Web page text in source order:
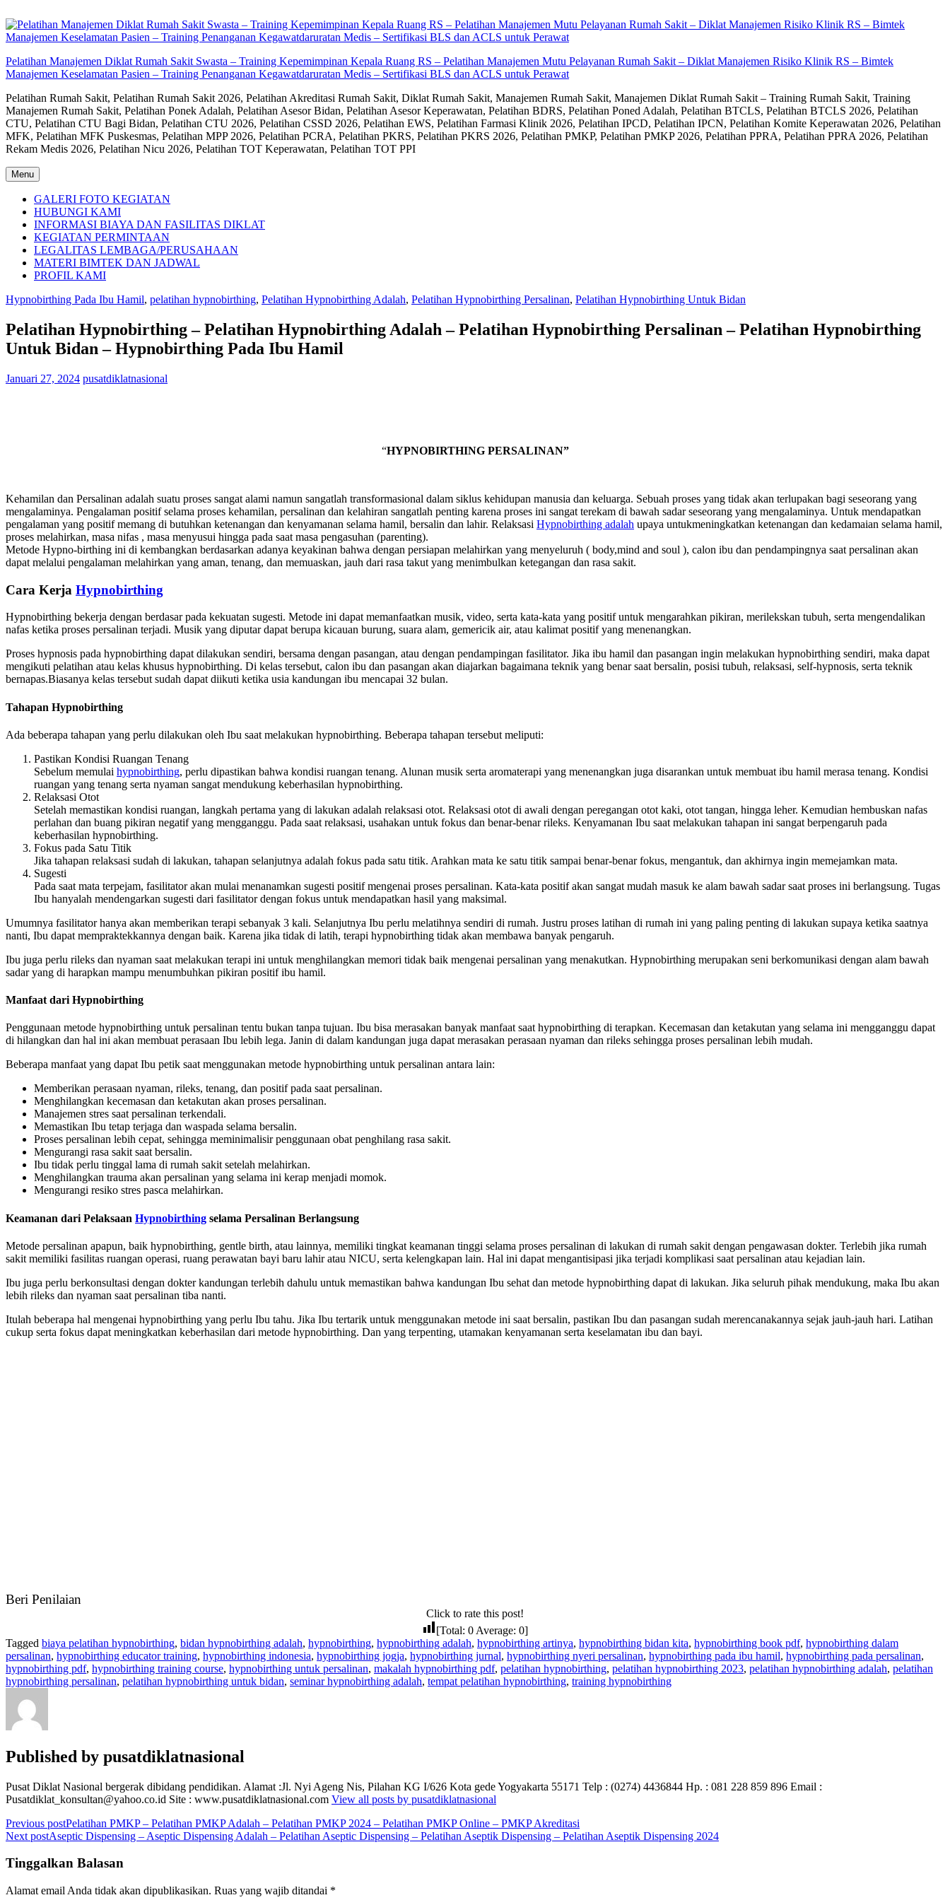
to
content
Pelatihan Manajemen Diklat Rumah Sakit Swasta – Training Kepemimpinan Kepala Ruang RS – Pelatihan Manajemen Mutu Pelayanan Rumah Sakit – Diklat Manajemen Risiko Klinik RS – Bimtek
Manajemen Keselamatan Pasien – Training Penanganan Kegawatdaruratan Medis – Sertifikasi BLS dan ACLS untuk Perawat
Pelatihan Rumah Sakit, Pelatihan Rumah Sakit 2026, Pelatihan Akreditasi Rumah Sakit, Diklat Rumah Sakit, Manajemen Rumah Sakit, Manajemen Diklat Rumah Sakit – Training Rumah Sakit, Training
Manajemen Rumah Sakit, Pelatihan Ponek Adalah, Pelatihan Asesor Bidan, Pelatihan Asesor Keperawatan, Pelatihan BDRS, Pelatihan Poned Adalah, Pelatihan BTCLS, Pelatihan BTCLS 2026, Pelatihan
CTU, Pelatihan CTU Bagi Bidan, Pelatihan CTU 2026, Pelatihan CSSD 2026, Pelatihan EWS, Pelatihan Farmasi Klinik 2026, Pelatihan IPCD, Pelatihan IPCN, Pelatihan Komite Keperawatan 2026, Pelatihan
MFK, Pelatihan MFK Puskesmas, Pelatihan MPP 2026, Pelatihan PCRA, Pelatihan PKRS, Pelatihan PKRS 2026, Pelatihan PMKP, Pelatihan PMKP 2026, Pelatihan PPRA, Pelatihan PPRA 2026, Pelatihan
Rekam Medis 2026, Pelatihan Nicu 2026, Pelatihan TOT Keperawatan, Pelatihan TOT PPI
Menu
GALERI FOTO KEGIATAN
HUBUNGI KAMI
INFORMASI BIAYA DAN FASILITAS DIKLAT
KEGIATAN PERMINTAAN
LEGALITAS LEMBAGA/PERUSAHAAN
MATERI BIMTEK DAN JADWAL
PROFIL KAMI
Hypnobirthing Pada Ibu Hamil, pelatihan hypnobirthing, Pelatihan Hypnobirthing Adalah, Pelatihan Hypnobirthing Persalinan, Pelatihan Hypnobirthing Untuk Bidan
Pelatihan Hypnobirthing – Pelatihan Hypnobirthing Adalah – Pelatihan Hypnobirthing Persalinan – Pelatihan Hypnobirthing
Untuk Bidan – Hypnobirthing Pada Ibu Hamil
Januari 27, 2024 pusatdiklatnasional
“HYPNOBIRTHING PERSALINAN”
Kehamilan dan Persalinan adalah suatu proses sangat alami namun sangatlah transformasional dalam siklus kehidupan manusia dan keluarga. Sebuah proses yang tidak akan terlupakan bagi seseorang yang
mengalaminya. Pengalaman positif selama proses kehamilan, persalinan dan kelahiran sangatlah penting karena proses ini sangat terekam di bawah sadar seseorang yang mengalaminya. Untuk mendapatkan
pengalaman yang positif memang di butuhkan ketenangan dan kenyamanan selama hamil, bersalin dan lahir. Relaksasi Hypnobirthing adalah upaya untukmeningkatkan ketenangan dan kedamaian selama hamil,
proses melahirkan, masa nifas , masa menyusui hingga pada saat masa pengasuhan (parenting).
Metode Hypno-birthing ini di kembangkan berdasarkan adanya keyakinan bahwa dengan persiapan melahirkan yang menyeluruh ( body,mind and soul ), calon ibu dan pendampingnya saat persalinan akan
dapat melalui pengalaman melahirkan yang aman, tenang, dan memuaskan, jauh dari rasa takut yang menimbulkan ketegangan dan rasa sakit.
Cara Kerja Hypnobirthing
Hypnobirthing bekerja dengan berdasar pada kekuatan sugesti. Metode ini dapat memanfaatkan musik, video, serta kata-kata yang positif untuk mengarahkan pikiran, merilekskan tubuh, serta mengendalikan
nafas ketika proses persalinan terjadi. Musik yang diputar dapat berupa kicauan burung, suara alam, gemericik air, atau kalimat positif yang menenangkan.
Proses hypnosis pada hypnobirthing dapat dilakukan sendiri, bersama dengan pasangan, atau dengan pendampingan fasilitator. Jika ibu hamil dan pasangan ingin melakukan hypnobirthing sendiri, maka dapat
mengikuti pelatihan atau kelas khusus hypnobirthing. Di kelas tersebut, calon ibu dan pasangan akan diajarkan bagaimana teknik yang benar saat bersalin, posisi tubuh, relaksasi, self-hypnosis, serta teknik
bernapas.Biasanya kelas tersebut sudah dapat diikuti ketika usia kandungan ibu mencapai 32 bulan.
Tahapan Hypnobirthing
Ada beberapa tahapan yang perlu dilakukan oleh Ibu saat melakukan hypnobirthing. Beberapa tahapan tersebut meliputi:
Pastikan Kondisi Ruangan Tenang
Sebelum memulai hypnobirthing, perlu dipastikan bahwa kondisi ruangan tenang. Alunan musik serta aromaterapi yang menenangkan juga disarankan untuk membuat ibu hamil merasa tenang. Kondisi
ruangan yang tenang serta nyaman sangat mendukung keberhasilan hypnobirthing.
Relaksasi Otot
Setelah memastikan kondisi ruangan, langkah pertama yang di lakukan adalah relaksasi otot. Relaksasi otot di awali dengan peregangan otot kaki, otot tangan, hingga leher. Kemudian hembuskan nafas
perlahan dan buang pikiran negatif yang mengganggu. Pada saat relaksasi, usahakan untuk fokus dan benar-benar rileks. Kenyamanan Ibu saat melakukan tahapan ini sangat berpengaruh pada
keberhasilan hypnobirthing.
Fokus pada Satu Titik
Jika tahapan relaksasi sudah di lakukan, tahapan selanjutnya adalah fokus pada satu titik. Arahkan mata ke satu titik sampai benar-benar fokus, mengantuk, dan akhirnya ingin memejamkan mata.
Sugesti
Pada saat mata terpejam, fasilitator akan mulai menanamkan sugesti positif mengenai proses persalinan. Kata-kata positif akan sangat mudah masuk ke alam bawah sadar saat proses ini berlangsung. Tugas
Ibu hanyalah mendengarkan sugesti dari fasilitator dengan fokus untuk mendapatkan hasil yang maksimal.
Umumnya fasilitator hanya akan memberikan terapi sebanyak 3 kali. Selanjutnya Ibu perlu melatihnya sendiri di rumah. Justru proses latihan di rumah ini yang paling penting di lakukan supaya ketika saatnya
nanti, Ibu dapat mempraktekkannya dengan baik. Karena jika tidak di latih, terapi hypnobirthing tidak akan membawa banyak pengaruh.
Ibu juga perlu rileks dan nyaman saat melakukan terapi ini untuk menghilangkan memori tidak baik mengenai persalinan yang menakutkan. Hypnobirthing merupakan seni berkomunikasi dengan alam bawah
sadar yang di harapkan mampu menumbuhkan pikiran positif ibu hamil.
Manfaat dari Hypnobirthing
Penggunaan metode hypnobirthing untuk persalinan tentu bukan tanpa tujuan. Ibu bisa merasakan banyak manfaat saat hypnobirthing di terapkan. Kecemasan dan ketakutan yang selama ini mengganggu dapat
di hilangkan dan hal ini akan membuat perasaan Ibu lebih lega. Janin di dalam kandungan juga dapat merasakan perasaan nyaman dan rileks sehingga proses persalinan lebih mudah.
Beberapa manfaat yang dapat Ibu petik saat menggunakan metode hypnobirthing untuk persalinan antara lain:
Memberikan perasaan nyaman, rileks, tenang, dan positif pada saat persalinan.
Menghilangkan kecemasan dan ketakutan akan proses persalinan.
Manajemen stres saat persalinan terkendali.
Memastikan Ibu tetap terjaga dan waspada selama bersalin.
Proses persalinan lebih cepat, sehingga meminimalisir penggunaan obat penghilang rasa sakit.
Mengurangi rasa sakit saat bersalin.
Ibu tidak perlu tinggal lama di rumah sakit setelah melahirkan.
Menghilangkan trauma akan persalinan yang selama ini kerap menjadi momok.
Mengurangi resiko stres pasca melahirkan.
Keamanan dari Pelaksaan Hypnobirthing selama Persalinan Berlangsung
Metode persalinan apapun, baik hypnobirthing, gentle birth, atau lainnya, memiliki tingkat keamanan tinggi selama proses persalinan di lakukan di rumah sakit dengan pengawasan dokter. Terlebih jika rumah
sakit memiliki fasilitas ruangan operasi, ruang perawatan bayi baru lahir atau NICU, serta kelengkapan lain. Hal ini dapat mengantisipasi jika terjadi komplikasi saat persalinan atau kejadian lain.
Ibu juga perlu berkonsultasi dengan dokter kandungan terlebih dahulu untuk memastikan bahwa kandungan Ibu sehat dan metode hypnobirthing dapat di lakukan. Jika seluruh pihak mendukung, maka Ibu akan
lebih rileks dan nyaman saat persalinan tiba nanti.
Itulah beberapa hal mengenai hypnobirthing yang perlu Ibu tahu. Jika Ibu tertarik untuk menggunakan metode ini saat bersalin, pastikan Ibu dan pasangan sudah merencanakannya sejak jauh-jauh hari. Latihan
cukup serta fokus dapat meningkatkan keberhasilan dari metode hypnobirthing. Dan yang terpenting, utamakan kenyamanan serta keselamatan ibu dan bayi.
Beri Penilaian
Click to rate this post!
[Total: 0 Average: 0]
Tagged biaya pelatihan hypnobirthing, bidan hypnobirthing adalah, hypnobirthing, hypnobirthing adalah, hypnobirthing artinya, hypnobirthing bidan kita, hypnobirthing book pdf, hypnobirthing dalam
persalinan, hypnobirthing educator training, hypnobirthing indonesia, hypnobirthing jogja, hypnobirthing jurnal, hypnobirthing nyeri persalinan, hypnobirthing pada ibu hamil, hypnobirthing pada persalinan,
hypnobirthing pdf, hypnobirthing training course, hypnobirthing untuk persalinan, makalah hypnobirthing pdf, pelatihan hypnobirthing, pelatihan hypnobirthing 2023, pelatihan hypnobirthing adalah, pelatihan
hypnobirthing persalinan, pelatihan hypnobirthing untuk bidan, seminar hypnobirthing adalah, tempat pelatihan hypnobirthing, training hypnobirthing
Published by pusatdiklatnasional
Pusat Diklat Nasional bergerak dibidang pendidikan. Alamat :Jl. Nyi Ageng Nis, Pilahan KG I/626 Kota gede Yogyakarta 55171 Telp : (0274) 4436844 Hp. : 081 228 859 896 Email :
Pusatdiklat_konsultan@yahoo.co.id Site : www.pusatdiklatnasional.com View all posts by pusatdiklatnasional
Navigasi
pos
Previous postPelatihan PMKP – Pelatihan PMKP Adalah – Pelatihan PMKP 2024 – Pelatihan PMKP Online – PMKP Akreditasi
Next postAseptic Dispensing – Aseptic Dispensing Adalah – Pelatihan Aseptic Dispensing – Pelatihan Aseptik Dispensing – Pelatihan Aseptik Dispensing 2024
Tinggalkan Balasan
Alamat email Anda tidak akan dipublikasikan. Ruas yang wajib ditandai *